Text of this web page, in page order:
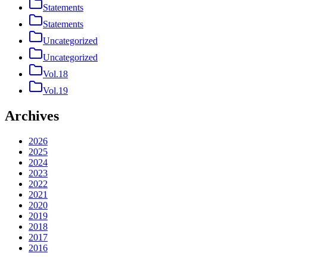
Statements
Statements
Uncategorized
Uncategorized
Vol.18
Vol.19
Archives
2026
2025
2024
2023
2022
2021
2020
2019
2018
2017
2016